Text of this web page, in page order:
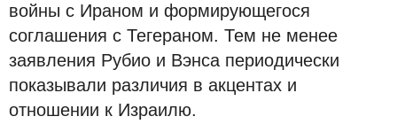
войны с Ираном и формирующегося
соглашения с Тегераном. Тем не менее
заявления Рубио и Вэнса периодически
показывали различия в акцентах и
отношении к Израилю.